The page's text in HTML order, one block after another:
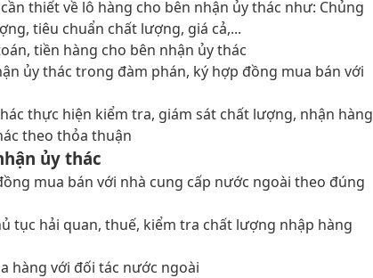
thiết về lô hàng cho bên nhận ủy thác như: Chủng
tiêu chuẩn chất lượng, giá cả,...
tiền hàng cho bên nhận ủy thác
ủy thác trong đàm phán, ký hợp đồng mua bán với
thực hiện kiểm tra, giám sát chất lượng, nhận hàng
theo thỏa thuận
ủy thác
mua bán với nhà cung cấp nước ngoài theo đúng
tục hải quan, thuế, kiểm tra chất lượng nhập hàng
hàng với đối tác nước ngoài